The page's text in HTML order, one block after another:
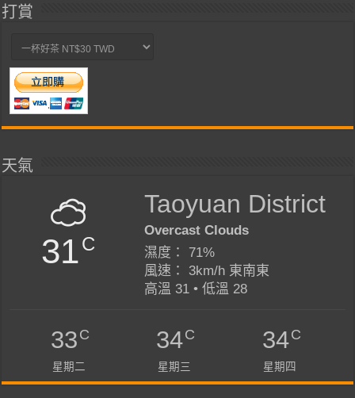
打賞
天氣
31C
Taoyuan District
Overcast Clouds
濕度： 71%
風速： 3km/h 東南東
高溫 31 • 低溫 28
33C
星期二
34C
星期三
34C
星期四